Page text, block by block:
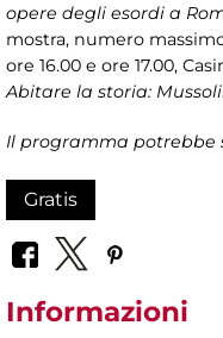
opere degli esordi a
mostra, numero
ore 16.00 e ore 17.00,
Abitare la storia:
Il programma potrebbe
Gratis
Informazioni